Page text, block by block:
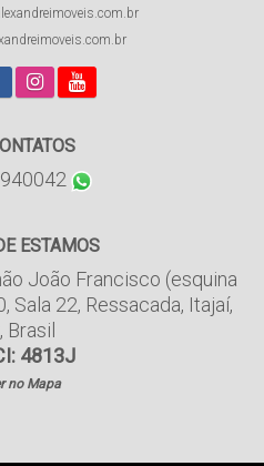
ESTAMOS
João Francisco (esquina
, Sala 22, Ressacada, Itajaí,
, Brasil
4813J
no Mapa